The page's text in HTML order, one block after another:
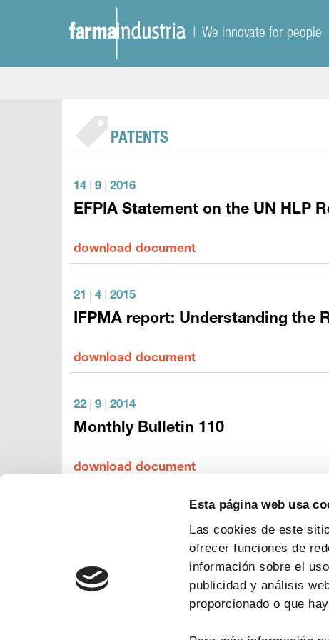
Esta página web usa
Las cookies de este
ofrecer funciones de
información sobre el
publicidad y análisis
proporcionado o que
| We innovate for people
PATENTS
14 9 2016
EFPIA Statement on the UN HLP
download document
21 4 2015
IFPMA report: Understanding the
download document
22 9 2014
Monthly Bulletin 110
download document